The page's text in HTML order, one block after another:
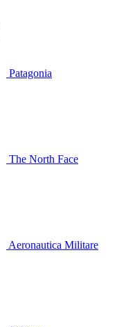
Patagonia
The North Face
Aeronautica Militare